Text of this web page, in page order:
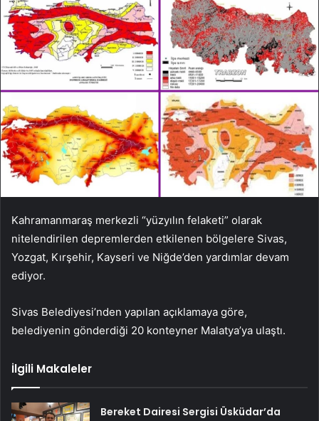
Kahramanmaraş merkezli “yüzyılın felaketi” olarak
nitelendirilen depremlerden etkilenen bölgelere Sivas,
Yozgat, Kırşehir, Kayseri ve Niğde’den yardımlar devam
ediyor.
Sivas Belediyesi’nden yapılan açıklamaya göre,
belediyenin gönderdiği 20 konteyner Malatya’ya ulaştı.
İlgili Makaleler
Bereket Dairesi Sergisi Üsküdar’da